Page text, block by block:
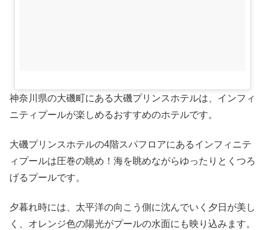
神奈川県の大磯町にある大磯プリンスホテルは、インフィ
ニティプールが楽しめるおすすめのホテルです。
大磯プリンスホテルの4階スパフロアにあるインフィニテ
ィプールは圧巻の眺め！海を眺めながらゆったりとくつろ
げるプールです。
夕暮れ時には、太平洋の向こう側に沈んでいく夕日が美し
く、オレンジ色の陽光がプールの水面にも映り込みます。